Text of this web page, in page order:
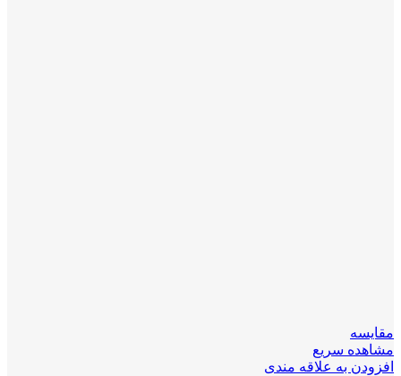
مقایسه
مشاهده سریع
افزودن به علاقه مندی